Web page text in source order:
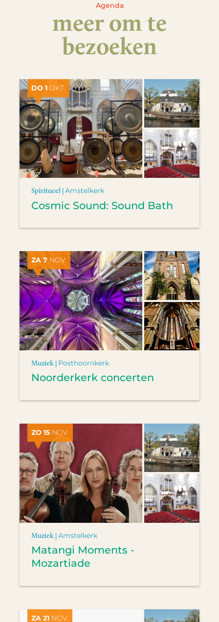
Agenda
meer om te
bezoeken
DO 1 OKT.
Spiritueel |Amstelkerk
Cosmic Sound: Sound Bath
ZA 7 NOV.
Muziek | Posthoornkerk
Noorderkerk concerten
ZO 15 NOV.
Muziek |Amstelkerk
Matangi Moments -
Mozartiade
ZA 21 NOV.